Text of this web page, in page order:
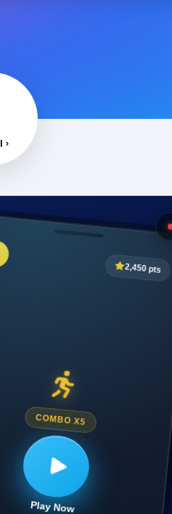
›
2,450 pts
COMBO X5
Play Now